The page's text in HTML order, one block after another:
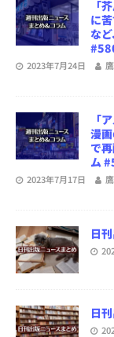
「
に
な
2023年7月24日
「
漫
で
ム
2023年7月17日
日
日